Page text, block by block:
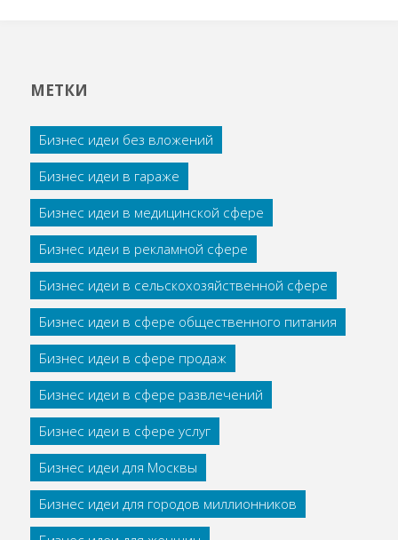
МЕТКИ
Бизнес идеи без вложений
Бизнес идеи в гараже
Бизнес идеи в медицинской сфере
Бизнес идеи в рекламной сфере
Бизнес идеи в сельскохозяйственной сфере
Бизнес идеи в сфере общественного питания
Бизнес идеи в сфере продаж
Бизнес идеи в сфере развлечений
Бизнес идеи в сфере услуг
Бизнес идеи для Москвы
Бизнес идеи для городов миллионников